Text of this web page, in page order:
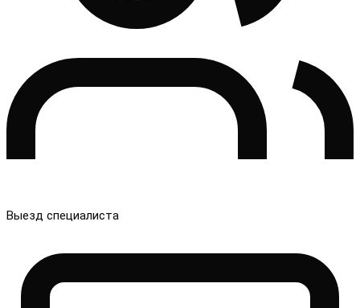
Выезд специалиста